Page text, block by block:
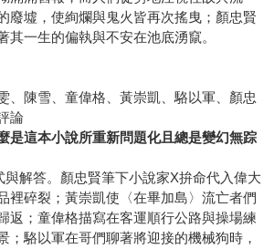
廢墟，使絢爛與鬼火皆再次搖曳；顏忠賢
其一生的偏執與不安在池底湧竄。
陳雪、童偉格、黃崇凱、駱以軍、顏忠
論
是這本小說所重新問題化且總是變幻無踪
解答。顏忠賢筆下小說家X拚命代入偉大
裡碎裂；黃崇凱使〈在畢加島〉流亡者們
返；童偉格描寫在客運順行公路與操場練
；駱以軍在哥們聊著將迎接的機械狗時，